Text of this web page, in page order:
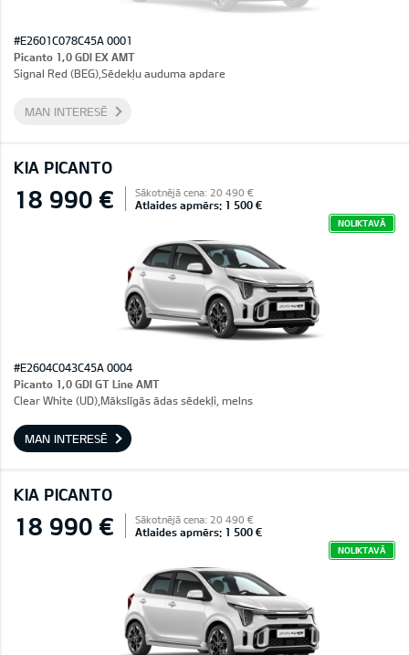
#E2601C078C45A 0001
Picanto 1,0 GDI EX AMT
Signal Red (BEG),Sēdekļu auduma apdare
MAN INTERESĒ
KIA PICANTO
18 990 € Sākotnējā cena: 20 490 €
Atlaides apmērs: 1 500 €
NOLIKTAVĀ
#E2604C043C45A 0004
Picanto 1,0 GDI GT Line AMT
Clear White (UD),Mākslīgās ādas sēdekļi, melns
MAN INTERESĒ
KIA PICANTO
18 990 € Sākotnējā cena: 20 490 €
Atlaides apmērs: 1 500 €
NOLIKTAVĀ